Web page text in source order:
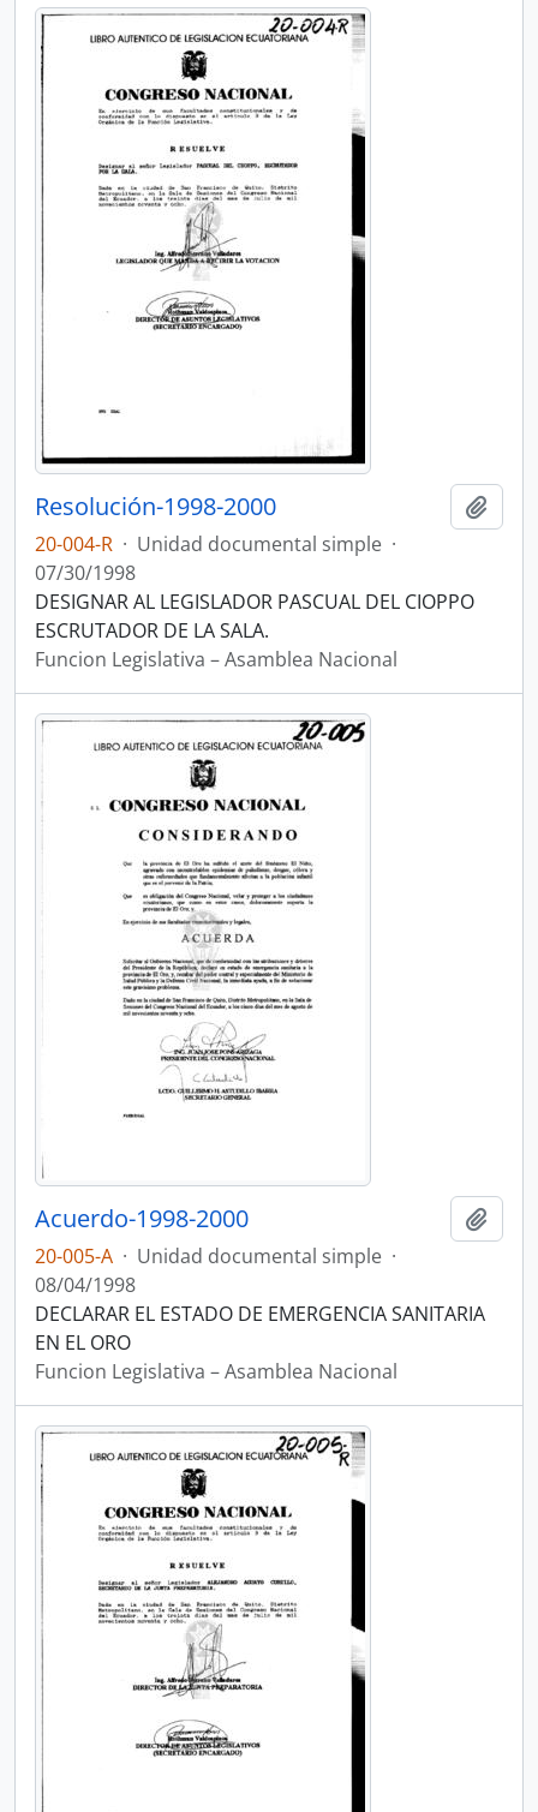
Resolución-1998-2000
20-004-R · Unidad documental simple ·
07/30/1998
DESIGNAR AL LEGISLADOR PASCUAL DEL CIOPPO
ESCRUTADOR DE LA SALA.
Funcion Legislativa – Asamblea Nacional
Acuerdo-1998-2000
20-005-A · Unidad documental simple ·
08/04/1998
DECLARAR EL ESTADO DE EMERGENCIA SANITARIA
EN EL ORO
Funcion Legislativa – Asamblea Nacional